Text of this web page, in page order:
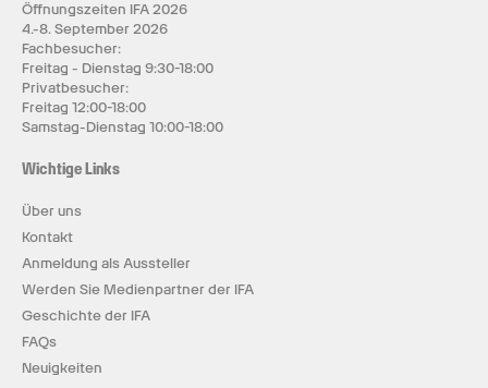
Öffnungszeiten IFA 2026
4.-8. September 2026
Fachbesucher:
Freitag - Dienstag 9:30-18:00
Privatbesucher:
Freitag 12:00-18:00
Samstag-Dienstag 10:00-18:00
Wichtige Links
Über uns
Kontakt
Anmeldung als Aussteller
Werden Sie Medienpartner der IFA
Geschichte der IFA
FAQs
Neuigkeiten